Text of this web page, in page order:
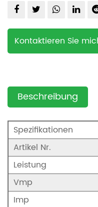
DC(20.5V/2. Es gibt
Kabel mit kompatiblen
MC4, DC zu Anderson,
Kontaktieren Sie
Beschreibung
Spezifikationen
Artikel Nr.
Leistung
Vmp
Imp